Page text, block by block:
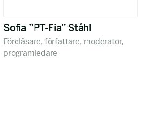
Sofia ”PT-Fia” Ståhl
Föreläsare, författare, moderator,
programledare